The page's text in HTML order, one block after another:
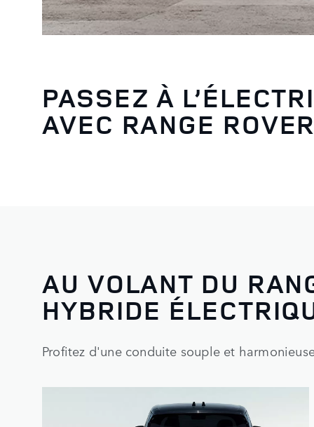
PASSEZ À
AVEC RANGE
AU VOLANT DU
HYBRIDE
Profitez d'une conduite souple et